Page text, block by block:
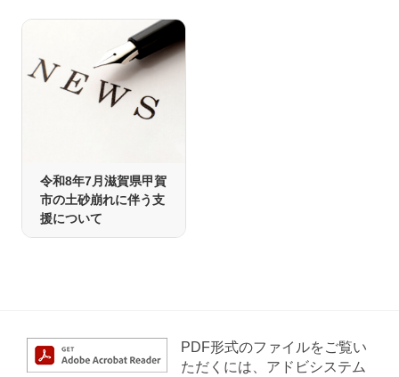
令和8年7月滋賀県甲賀
市の土砂崩れに伴う支
援について
PDF形式のファイルをご覧い
ただくには、アドビシステム